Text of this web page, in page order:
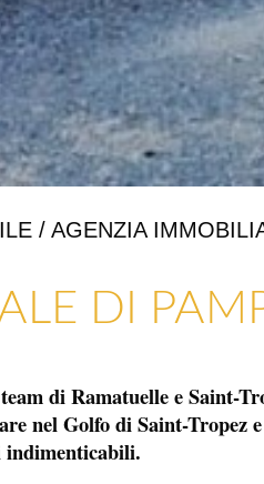
/ AGENZIA
DI
di Ramatuelle e Saint-
nel Golfo di Saint-Tropez
indimenticabili.